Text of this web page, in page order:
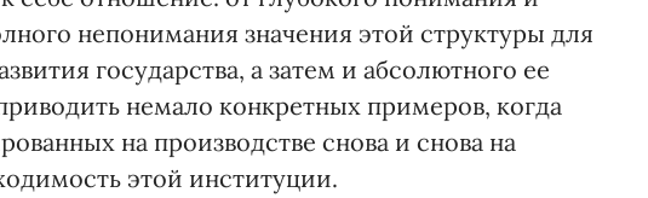
непонимания значения этой структуры для
государства, а затем и абсолютного ее
немало конкретных примеров, когда
на производстве снова и снова на
этой институции.